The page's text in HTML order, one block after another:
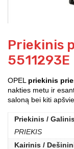
Priekinis
5511293E
OPEL priekinis
nakties metu ir
saloną bei kiti
Priekinis /
PRIEKIS
Kairinis /